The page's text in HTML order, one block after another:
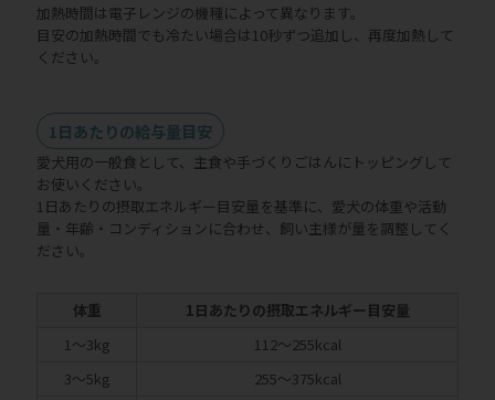
加熱時間は電子レンジの機種によって異なります。
目安の加熱時間でも冷たい場合は10秒ずつ追加し、再度加熱して
ください。
1日あたりの給与量目安
愛犬用の一般食として、主食や手づくりごはんにトッピングして
お使いください。
1日あたりの摂取エネルギー目安量を基準に、愛犬の体重や活動
量・年齢・コンディションに合わせ、飼い主様が量を調整してく
ださい。
体重
1日あたりの摂取エネルギー目安量
1～3kg
112～255kcal
3～5kg
255～375kcal